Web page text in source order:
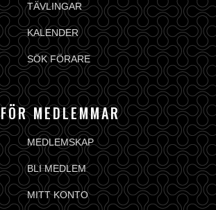
TÄVLINGAR
KALENDER
SÖK FÖRARE
FÖR MEDLEMMAR
MEDLEMSKAP
BLI MEDLEM
MITT KONTO